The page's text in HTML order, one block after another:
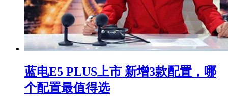
蓝电E5 PLUS上市 新增3款配置，哪
个配置最值得选